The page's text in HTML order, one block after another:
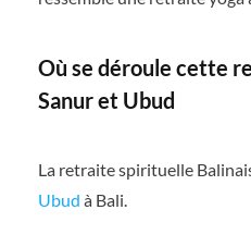
Où se déroule cette
Sanur et Ubud
La retraite spirituelle
Ubud à Bali.